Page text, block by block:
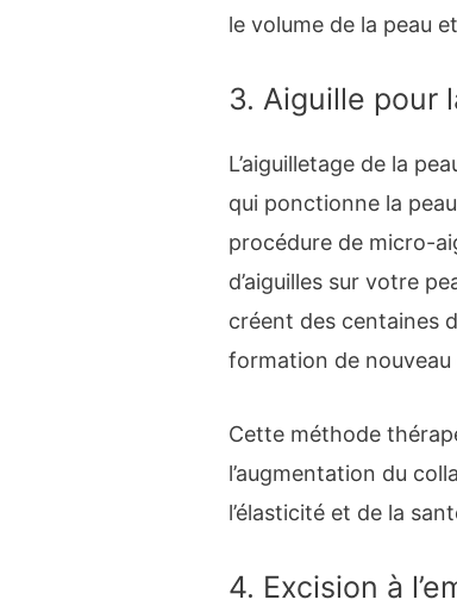
le volume de la peau
3. Aiguille pour
L’aiguilletage de la
qui ponctionne la
procédure de micro-
d’aiguilles sur votre
créent des centaines
formation de nouveau
Cette méthode
l’augmentation du
l’élasticité et de la
4. Excision à